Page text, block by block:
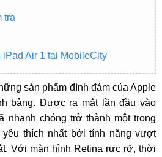
tra
Air 1 tại MobileCity
sản phẩm đình đám của Apple
bảng. Được ra mắt lần đầu vào
nhanh chóng trở thành một trong
thích nhất bởi tính năng vượt
Với màn hình Retina rực rỡ, thời